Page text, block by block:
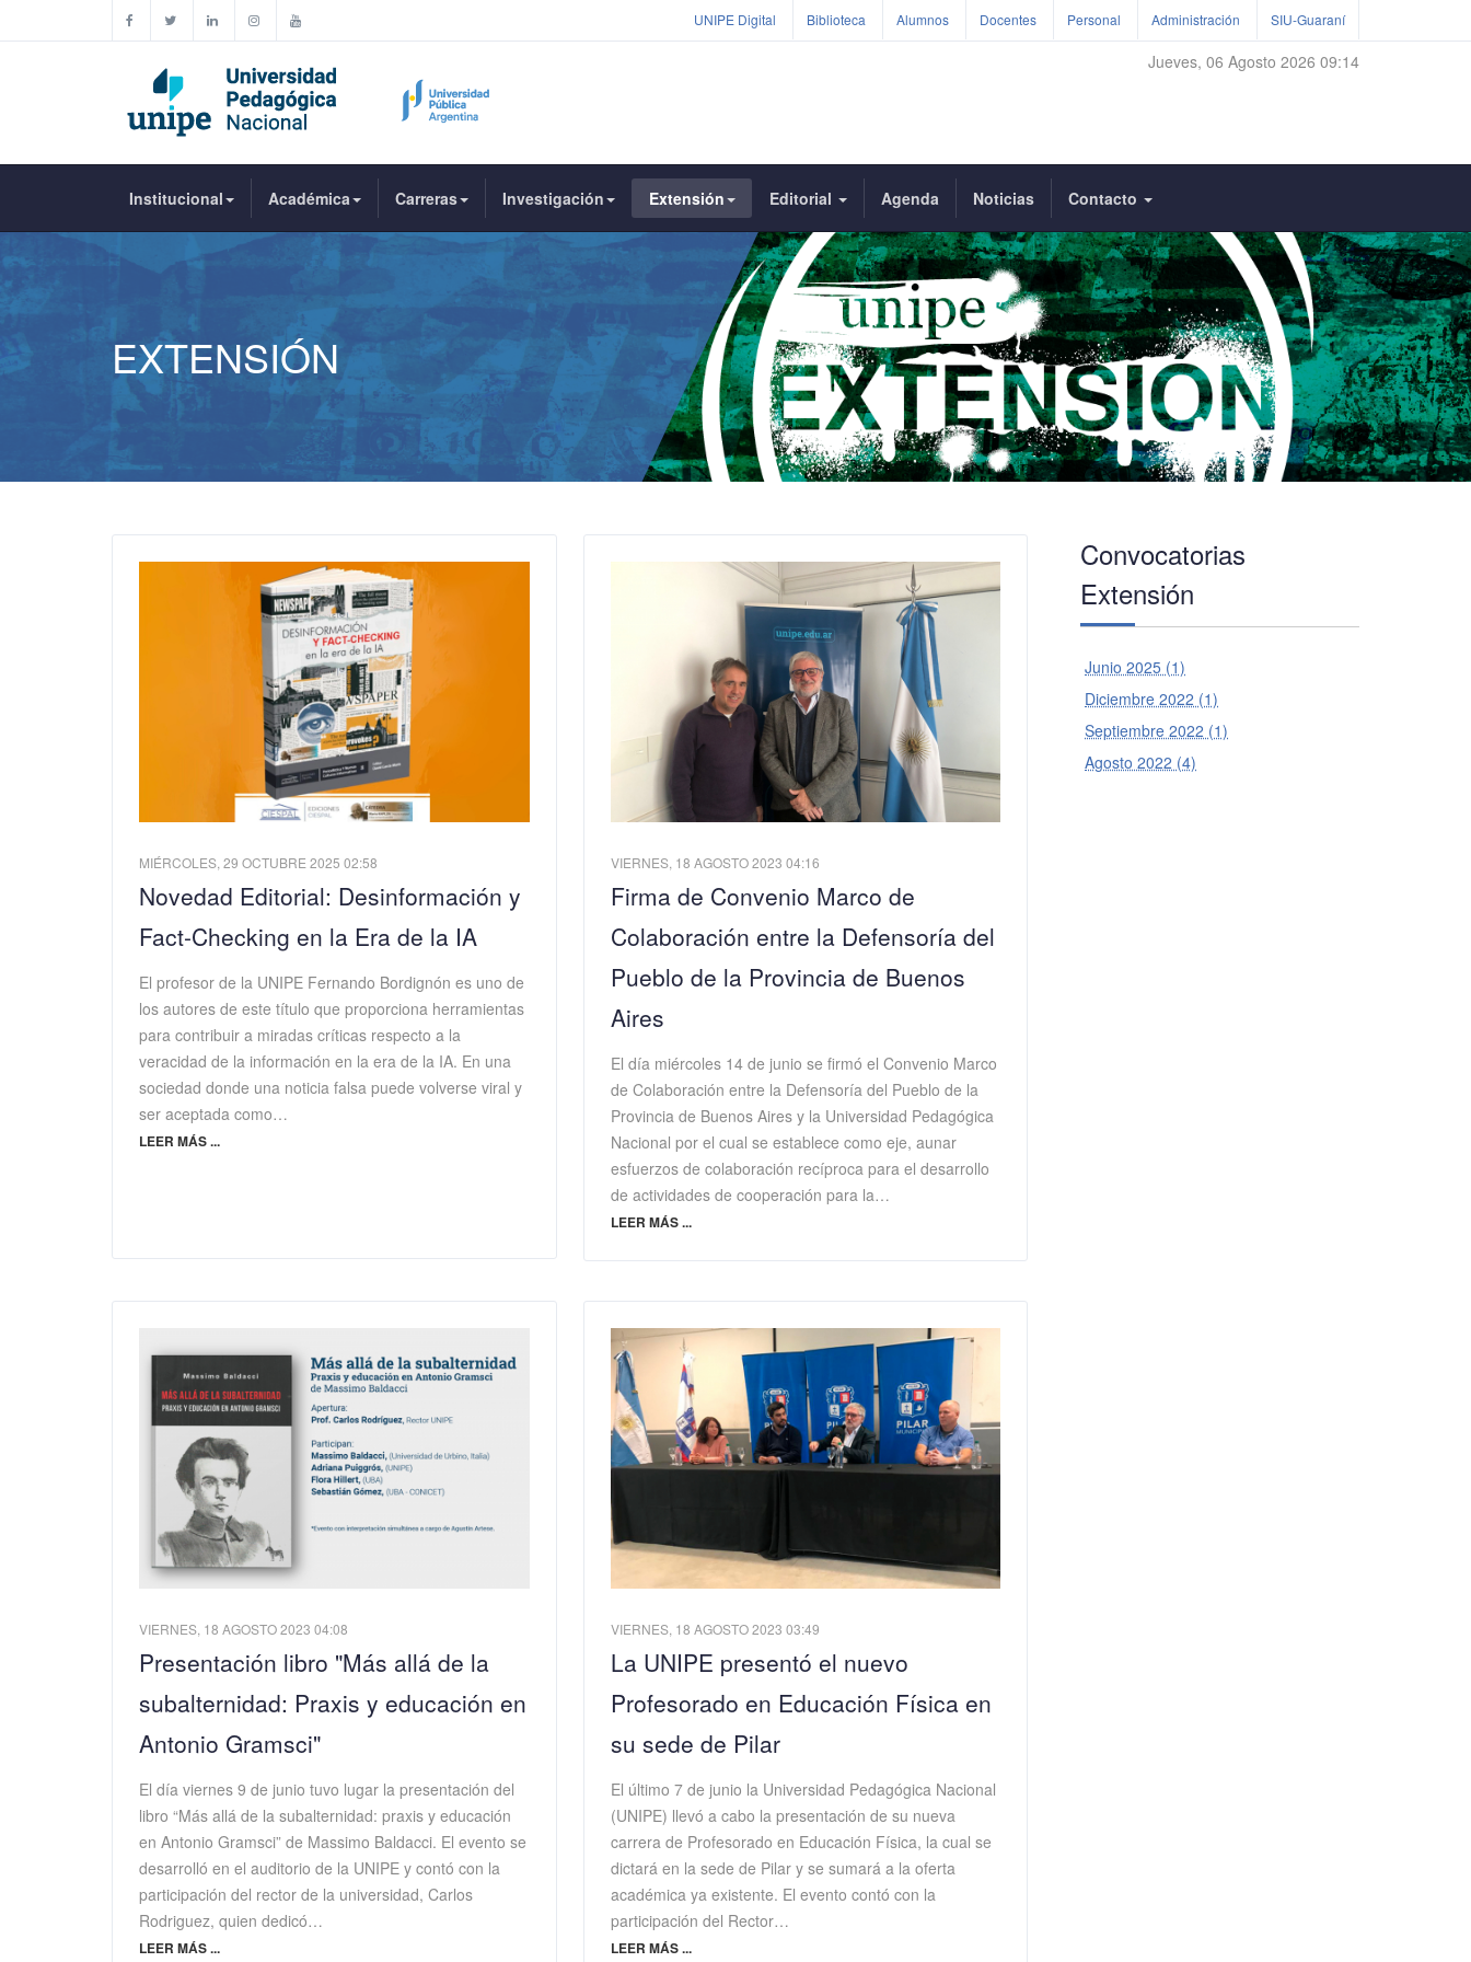
UNIPE Digital Biblioteca Alumnos Docentes Personal Administración SIU-Guaraní
Jueves, 06 Agosto 2026 09:14
Institucional Académica Carreras Investigación Extensión Editorial Agenda Noticias Contacto
EXTENSIÓN
MIÉRCOLES, 29 OCTUBRE 2025 02:58
Novedad Editorial: Desinformación y
Fact-Checking en la Era de la IA
El profesor de la UNIPE Fernando Bordignón es uno de
los autores de este título que proporciona herramientas
para contribuir a miradas críticas respecto a la
veracidad de la información en la era de la IA. En una
sociedad donde una noticia falsa puede volverse viral y
ser aceptada como…
LEER MÁS ...
VIERNES, 18 AGOSTO 2023 04:16
Firma de Convenio Marco de
Colaboración entre la Defensoría del
Pueblo de la Provincia de Buenos
Aires
El día miércoles 14 de junio se firmó el Convenio Marco
de Colaboración entre la Defensoría del Pueblo de la
Provincia de Buenos Aires y la Universidad Pedagógica
Nacional por el cual se establece como eje, aunar
esfuerzos de colaboración recíproca para el desarrollo
de actividades de cooperación para la…
LEER MÁS ...
VIERNES, 18 AGOSTO 2023 04:08
Presentación libro "Más allá de la
subalternidad: Praxis y educación en
Antonio Gramsci"
El día viernes 9 de junio tuvo lugar la presentación del
libro “Más allá de la subalternidad: praxis y educación
en Antonio Gramsci” de Massimo Baldacci. El evento se
desarrolló en el auditorio de la UNIPE y contó con la
participación del rector de la universidad, Carlos
Rodriguez, quien dedicó…
LEER MÁS ...
VIERNES, 18 AGOSTO 2023 03:49
La UNIPE presentó el nuevo
Profesorado en Educación Física en
su sede de Pilar
El último 7 de junio la Universidad Pedagógica Nacional
(UNIPE) llevó a cabo la presentación de su nueva
carrera de Profesorado en Educación Física, la cual se
dictará en la sede de Pilar y se sumará a la oferta
académica ya existente. El evento contó con la
participación del Rector…
LEER MÁS ...
Convocatorias
Extensión
Junio 2025 (1)
Diciembre 2022 (1)
Septiembre 2022 (1)
Agosto 2022 (4)